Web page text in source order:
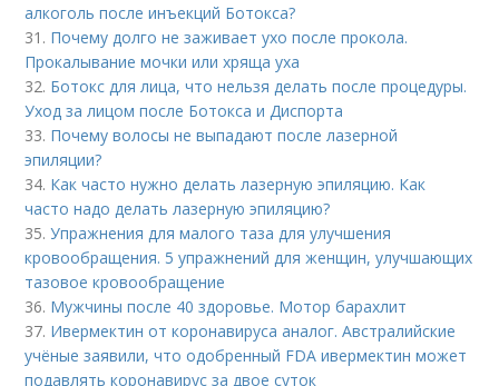
алкоголь после инъекций Ботокса?
31. Почему долго не заживает ухо после прокола.
Прокалывание мочки или хряща уха
32. Ботокс для лица, что нельзя делать после процедуры.
Уход за лицом после Ботокса и Диспорта
33. Почему волосы не выпадают после лазерной
эпиляции?
34. Как часто нужно делать лазерную эпиляцию. Как
часто надо делать лазерную эпиляцию?
35.Упражнения для малого таза для улучшения
кровообращения. 5 упражнений для женщин, улучшающих
тазовое кровообращение
36. Мужчины после 40 здоровье. Мотор барахлит
37. Ивермектин от коронавируса аналог. Австралийские
учёные заявили, что одобренный FDA ивермектин может
подавлять коронавирус за двое суток